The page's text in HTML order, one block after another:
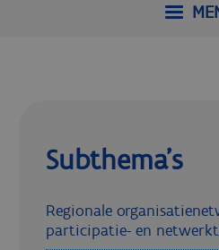
Subthema's
Regionale
participatie- en